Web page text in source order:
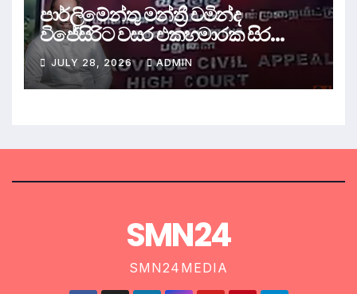
පාර්ලිමේන්තු මන්ත්‍රී චමින්ද
විජේසිරිට වසර එකහමාරක සිර
දඬුවම්.
JULY 28, 2026 ADMIN
SMN24
SMN24MEDIA